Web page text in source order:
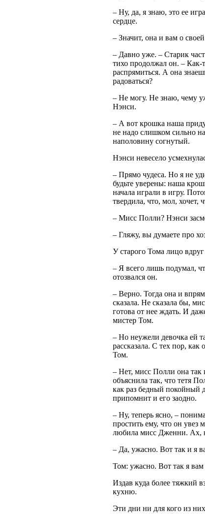
– Ну, да, я знаю, это ее
сердце.
– Значит, она и вам о
– Давно уже. – Старик
тихо продолжал он. – Как-
распрямиться. А она
радоваться?
– Не могу. Не знаю, чему
Нэнси.
– А вот крошка наша
не надо слишком сильно
наполовину согнутый.
Нэнси невесело
– Прямо чудеса. Но я не
будьте уверены: наша
начала играли в игру.
твердила, что, мол, хочет,
– Мисс Полли? Нэнси
– Гляжу, вы думаете про
У старого Тома лицо
– Я всего лишь подумал,
отозвался он.
– Верно. Тогда она и
сказала. Не сказала бы,
готова от нее ждать. И
мистер Том.
– Но неужели девочка ей
рассказала. С тех пор, как
Том.
– Нет, мисс Полли она так
объяснила так, что тетя
как раз бедный покойный
припомнит и его заодно.
– Ну, теперь ясно, –
простить ему, что он
любила мисс Дженни. Ах,
– Да, ужасно. Вот так и я
Том: ужасно. Вот так я вам
Издав куда более тяжкий
кухню.
Эти дни ни для кого из